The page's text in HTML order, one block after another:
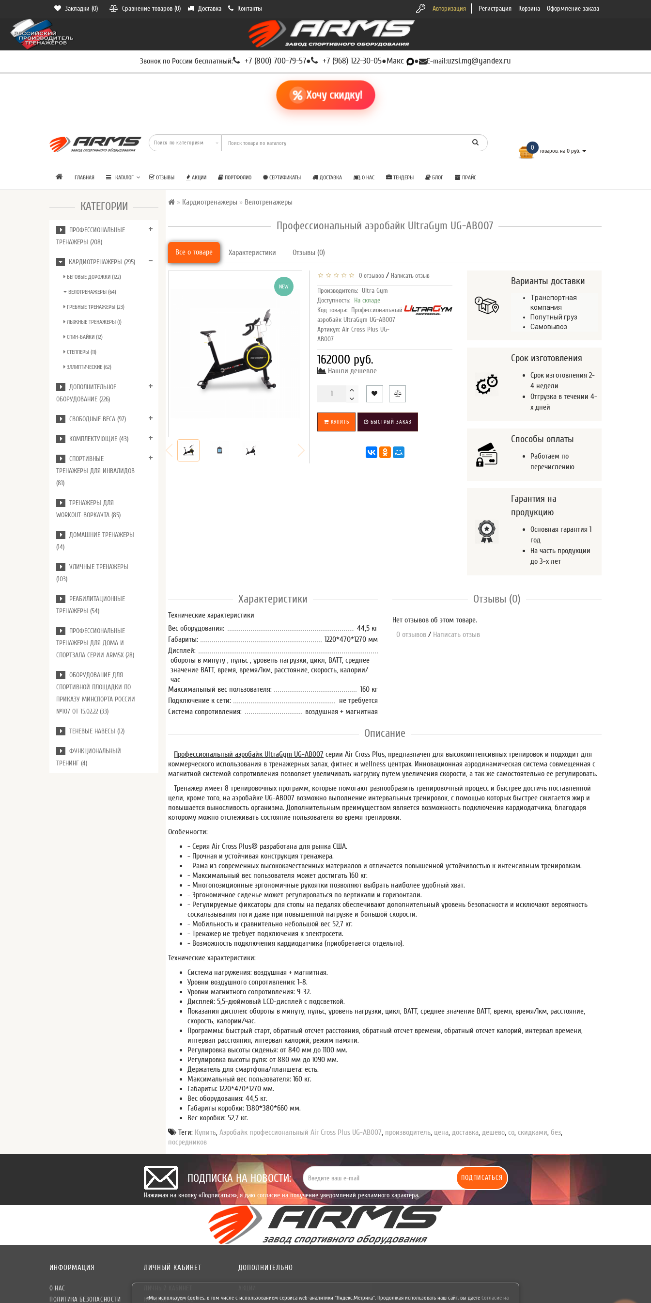
Закладки (0) Сравнение товаров (0) Доставка Контакты Авторизация Регистрация Корзина Оформление заказа
Звонок по России бесплатный: +7 (800) 700-79-57● +7 (968) 122-30-05●Макс ● E-mail:uzsi.mg@yandex.ru
Хочу скидку!
0 товаров, на 0 руб.
ГЛАВНАЯ КАТАЛОГ ОТЗЫВЫ АКЦИИ ПОРТФОЛИО СЕРТИФИКАТЫ ДОСТАВКА О НАС ТЕНДЕРЫ БЛОГ ПРАЙС
КАТЕГОРИИ
ПРОФЕССИОНАЛЬНЫЕ
ТРЕНАЖЕРЫ (208)
КАРДИОТРЕНАЖЕРЫ (295)
БЕГОВЫЕ ДОРОЖКИ (122)
ВЕЛОТРЕНАЖЕРЫ (64)
ГРЕБНЫЕ ТРЕНАЖЕРЫ (23)
ЛЫЖНЫЕ ТРЕНАЖЕРЫ (1)
СПИН-БАЙКИ (12)
СТЕППЕРЫ (11)
ЭЛЛИПТИЧЕСКИЕ (62)
ДОПОЛНИТЕЛЬНОЕ
ОБОРУДОВАНИЕ (226)
СВОБОДНЫЕ ВЕСА (97)
КОМПЛЕКТУЮЩИЕ (43)
СПОРТИВНЫЕ
ТРЕНАЖЕРЫ ДЛЯ ИНВАЛИДОВ
(81)
ТРЕНАЖЕРЫ ДЛЯ
WORKOUT-ВОРКАУТА (85)
ДОМАШНИЕ ТРЕНАЖЕРЫ
(14)
УЛИЧНЫЕ ТРЕНАЖЕРЫ
(103)
РЕАБИЛИТАЦИОННЫЕ
ТРЕНАЖЕРЫ (54)
ПРОФЕССИОНАЛЬНЫЕ
ТРЕНАЖЕРЫ ДЛЯ ДОМА И
СПОРТЗАЛА СЕРИИ ARMSX (28)
ОБОРУДОВАНИЕ ДЛЯ
СПОРТИВНОЙ ПЛОЩАДКИ ПО
ПРИКАЗУ МИНСПОРТА РОССИИ
№107 ОТ 15.02.22 (33)
ТЕНЕВЫЕ НАВЕСЫ (12)
ФУНКЦИОНАЛЬНЫЙ
ТРЕНИНГ (4)
Кардиотренажеры Велотренажеры
Профессиональный аэробайк UltraGym UG-AB007
Все о товаре Характеристики Отзывы (0)
NEW
0 отзывов / Написать отзыв
Производитель: Ultra Gym
Доступность: На складе
Код товара: Профессиональный
аэробайк UltraGym UG-AB007
Артикул: Air Cross Plus UG-
AB007
162000 руб.
Нашли дешевле
КУПИТЬ БЫСТРЫЙ ЗАКАЗ
Варианты доставки
Транспортная
компания
Попутный груз
Самовывоз
Срок изготовления
Срок изготовления 2-
4 недели
Отгрузка в течении 4-
х дней
Способы оплаты
Работаем по
перечислению
Гарантия на
продукцию
Основная гарантия 1
год
На часть продукции
до 3-х лет
Характеристики
Технические характеристики
Вес оборудования:
44,5 кг
Габариты:
1220*470*1270 мм
Дисплей:
обороты в минуту , пульс , уровень нагрузки, цикл, ВАТТ, среднее
значение ВАТТ, время, время/1км, расстояние, скорость, калории/
час
Максимальный вес пользователя:
160 кг
Подключение к сети:
не требуется
Система сопротивления:
воздушная + магнитная
Отзывы (0)
Нет отзывов об этом товаре.
0 отзывов / Написать отзыв
Описание
Профессиональный аэробайк UltraGym UG-AB007 серии Air Cross Plus, предназначен для высокоинтенсивных тренировок и подходит для
коммерческого использования в тренажерных залах, фитнес и wellness центрах. Инновационная аэродинамическая система совмещенная с
магнитной системой сопротивления позволяет увеличивать нагрузку путем увеличения скорости, а так же самостоятельно ее регулировать.
Тренажер имеет 8 тренировочных программ, которые помогают разнообразить тренировочный процесс и быстрее достичь поставленной
цели, кроме того, на аэробайке UG-AB007 возможно выполнение интервальных тренировок, с помощью которых быстрее сжигается жир и
повышается выносливость организма. Дополнительным преимуществом является возможность подключения кардиодатчика, благодаря
которому можно отслеживать состояние пользователя во время тренировки.
Особенности:
- Серия Air Cross Plus® разработана для рынка США.
- Прочная и устойчивая конструкция тренажера.
- Рама из современных высококачественных материалов и отличается повышенной устойчивостью к интенсивным тренировкам.
- Максимальный вес пользователя может достигать 160 кг.
- Многопозиционные эргономичные рукоятки позволяют выбрать наиболее удобный хват.
- Эргономичное сиденье может регулироваться по вертикали и горизонтали.
- Регулируемые фиксаторы для стопы на педалях обеспечивают дополнительный уровень безопасности и исключают вероятность
соскальзывания ноги даже при повышенной нагрузке и большой скорости.
- Мобильность и сравнительно небольшой вес 52,7 кг.
- Тренажер не требует подключения к электросети.
- Возможность подключения кардиодатчика (приобретается отдельно).
Технические характеристики:
Система нагружения: воздушная + магнитная.
Уровни воздушного сопротивления: 1-8.
Уровни магнитного сопротивления: 9-32.
Дисплей: 5,5-дюймовый LCD-дисплей с подсветкой.
Показания дисплея: обороты в минуту, пульс, уровень нагрузки, цикл, ВАТТ, среднее значение ВАТТ, время, время/1км, расстояние,
скорость, калории/час.
Программы: быстрый старт, обратный отсчет расстояния, обратный отсчет времени, обратный отсчет калорий, интервал времени,
интервал расстояния, интервал калорий, режим памяти.
Регулировка высоты сиденья: от 840 мм до 1100 мм.
Регулировка высоты руля: от 880 мм до 1090 мм.
Держатель для смартфона/планшета: есть.
Максимальный вес пользователя: 160 кг.
Габариты: 1220*470*1270 мм.
Вес оборудования: 44,5 кг.
Габариты коробки: 1380*380*660 мм.
Вес коробки: 52,7 кг.
Теги: Купить,Аэробайк профессиональный Air Cross Plus UG-AB007, производитель, цена,доставка,дешево, со, скидками, без,
посредников
ПОДПИСКА НА НОВОСТИ: ПОДПИСАТЬСЯ
Нажимая на кнопку «Подписаться», я даю согласие на получение уведомлений рекламного характера.
ИНФОРМАЦИЯ
О НАС
ПОЛИТИКА БЕЗОПАСНОСТИ
ЛИЧНЫЙ КАБИНЕТ
ИСТОРИЯ ЗАКАЗОВ
ДОПОЛНИТЕЛЬНО
«Мы используем Cookies, в том числе с использованием сервиса web-аналитики "Яндекс.Метрика". Продолжая использовать наш сайт, вы даете Согласие на